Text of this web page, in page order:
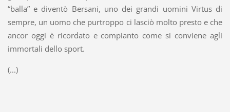
“balla” e diventò Bersani, uno dei grandi uomini Virtus di
sempre, un uomo che purtroppo ci lasciò molto presto e che
ancor oggi è ricordato e compianto come si conviene agli
immortali dello sport.
(...)